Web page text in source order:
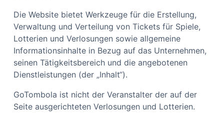
Die Website bietet Werkzeuge für die Erstellung,
Verwaltung und Verteilung von Tickets für Spiele,
Lotterien und Verlosungen sowie allgemeine
Informationsinhalte in Bezug auf das Unternehmen,
seinen Tätigkeitsbereich und die angebotenen
Dienstleistungen (der „Inhalt“).
GoTombola ist nicht der Veranstalter der auf der
Seite ausgerichteten Verlosungen und Lotterien.